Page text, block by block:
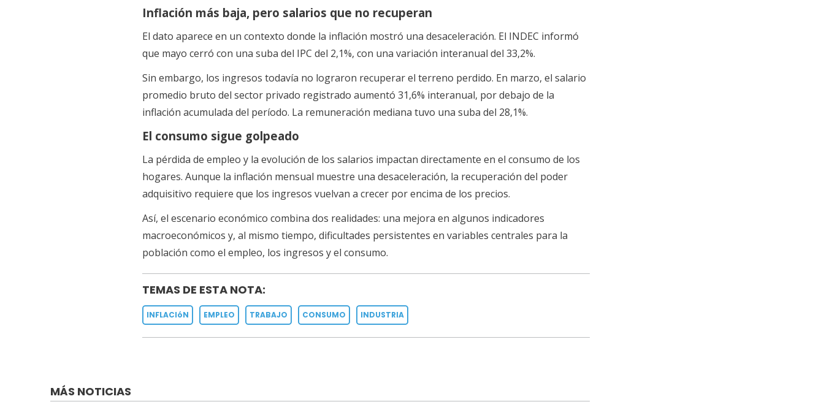
Inflación más baja, pero salarios que no recuperan
El dato aparece en un contexto donde la inflación mostró una desaceleración. El INDEC informó
que mayo cerró con una suba del IPC del 2,1%, con una variación interanual del 33,2%.
Sin embargo, los ingresos todavía no lograron recuperar el terreno perdido. En marzo, el salario
promedio bruto del sector privado registrado aumentó 31,6% interanual, por debajo de la
inflación acumulada del período. La remuneración mediana tuvo una suba del 28,1%.
El consumo sigue golpeado
La pérdida de empleo y la evolución de los salarios impactan directamente en el consumo de los
hogares. Aunque la inflación mensual muestre una desaceleración, la recuperación del poder
adquisitivo requiere que los ingresos vuelvan a crecer por encima de los precios.
Así, el escenario económico combina dos realidades: una mejora en algunos indicadores
macroeconómicos y, al mismo tiempo, dificultades persistentes en variables centrales para la
población como el empleo, los ingresos y el consumo.
TEMAS DE ESTA NOTA:
INFLACIóN EMPLEO TRABAJO CONSUMO INDUSTRIA
MÁS NOTICIAS